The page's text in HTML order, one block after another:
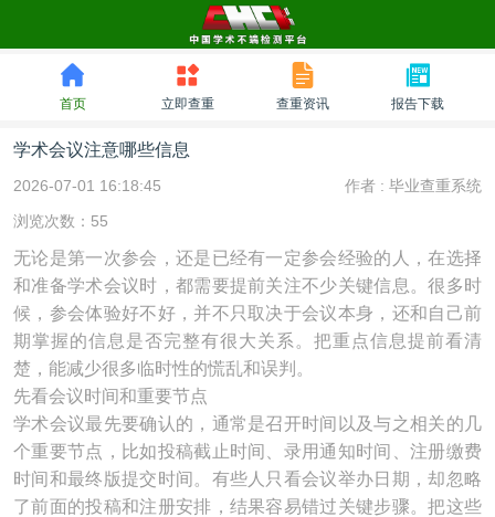
首页 立即查重 查重资讯 报告下载
学术会议注意哪些信息
2026-07-01 16:18:45 作者 : 毕业查重系统
浏览次数：55
无论是第一次参会，还是已经有一定参会经验的人，在选择
和准备学术会议时，都需要提前关注不少关键信息。很多时
候，参会体验好不好，并不只取决于会议本身，还和自己前
期掌握的信息是否完整有很大关系。把重点信息提前看清
楚，能减少很多临时性的慌乱和误判。
先看会议时间和重要节点
学术会议最先要确认的，通常是召开时间以及与之相关的几
个重要节点，比如投稿截止时间、录用通知时间、注册缴费
时间和最终版提交时间。有些人只看会议举办日期，却忽略
了前面的投稿和注册安排，结果容易错过关键步骤。把这些